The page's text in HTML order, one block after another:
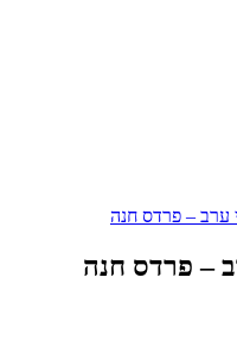
ערב – פרדס חנה
– פרדס חנה